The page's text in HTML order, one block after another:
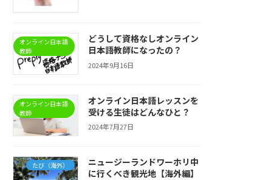
オンライン日本語
教師
どうして資格なしオンライン
日本語教師になったの？
2024年9月16日
オンライン日本語
教師
オンライン日本語レッスンを
受ける生徒はどんなひと？
2024年7月27日
たび（海外）
ニュージーランドワーホリ中
に行くべき観光地【海外編】